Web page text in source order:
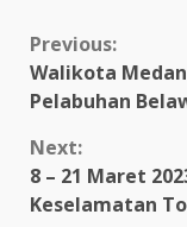
Continue
Reading
Previous:
Walikota
Pelabuhan
Next:
8 – 21 Maret
Keselamatan